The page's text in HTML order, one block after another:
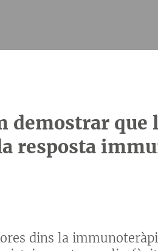
demostrar que
resposta
dins la